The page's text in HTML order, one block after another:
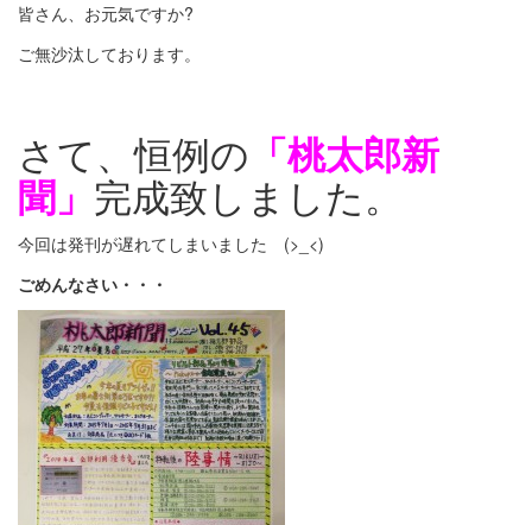
皆さん、お元気ですか?
ご無沙汰しております。
さて、恒例の 「桃太郎新
聞」 完成致しました。
今回は発刊が遅れてしまいました (>_<)
ごめんなさい・・・